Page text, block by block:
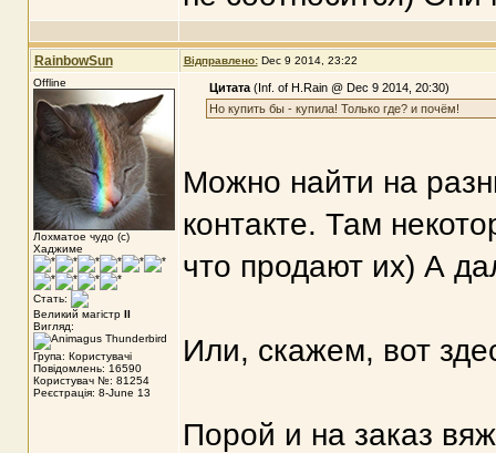
RainbowSun Відправлено: Dec 9 2014, 23:22
Offline
Лохматое чудо (с)
Хаджиме
Стать:
Великий магістр II
Вигляд:
Група: Користувачі
Повідомлень: 16590
Користувач №: 81254
Реєстрація: 8-June 13
Цитата(Inf. of H.Rain @ Dec 9 2014, 20:30)
Но купить бы - купила! Только где? и почём!
Можно найти на
контакте. Там
что продают их) А
Или, скажем, вот
Порой и на заказ